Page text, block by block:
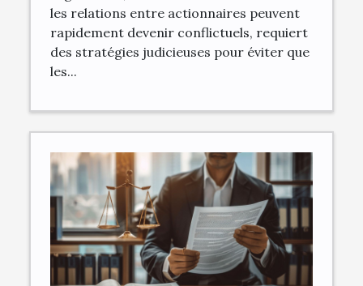
les relations entre actionnaires peuvent
rapidement devenir conflictuels, requiert
des stratégies judicieuses pour éviter que
les...